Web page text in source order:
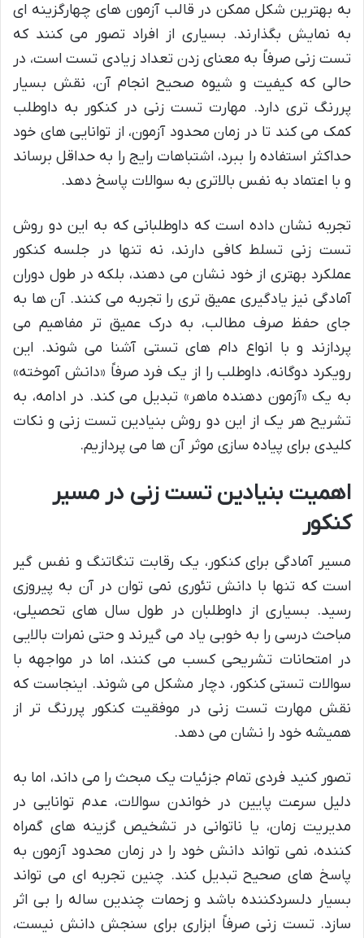
به بهترین شکل ممکن در قالب آزمون های چهارگزینه ای
به نمایش بگذارند. بسیاری از افراد تصور می کنند که
تست زنی صرفاً به معنای زدن تعداد زیادی تست است، در
حالی که کیفیت و شیوه صحیح انجام آن، نقش بسیار
پررنگ تری دارد. مهارت تست زنی در کنکور به داوطلب
کمک می کند تا در زمان محدود آزمون، از توانایی های خود
حداکثر استفاده را ببرد، اشتباهات رایج را به حداقل برساند
و با اعتماد به نفس بالاتری به سوالات پاسخ دهد.
تجربه نشان داده است که داوطلبانی که به این دو روش
تست زنی تسلط کافی دارند، نه تنها در جلسه کنکور
عملکرد بهتری از خود نشان می دهند، بلکه در طول دوران
آمادگی نیز یادگیری عمیق تری را تجربه می کنند. آن ها به
جای حفظ صرف مطالب، به درک عمیق تر مفاهیم می
پردازند و با انواع دام های تستی آشنا می شوند. این
رویکرد دوگانه، داوطلب را از یک فرد صرفاً «دانش آموخته»
به یک «آزمون دهنده ماهر» تبدیل می کند. در ادامه، به
تشریح هر یک از این دو روش بنیادین تست زنی و نکات
کلیدی برای پیاده سازی موثر آن ها می پردازیم.
اهمیت بنیادین تست زنی در مسیر
کنکور
مسیر آمادگی برای کنکور، یک رقابت تنگاتنگ و نفس گیر
است که تنها با دانش تئوری نمی توان در آن به پیروزی
رسید. بسیاری از داوطلبان در طول سال های تحصیلی،
مباحث درسی را به خوبی یاد می گیرند و حتی نمرات بالایی
در امتحانات تشریحی کسب می کنند، اما در مواجهه با
سوالات تستی کنکور، دچار مشکل می شوند. اینجاست که
نقش مهارت تست زنی در موفقیت کنکور پررنگ تر از
همیشه خود را نشان می دهد.
تصور کنید فردی تمام جزئیات یک مبحث را می داند، اما به
دلیل سرعت پایین در خواندن سوالات، عدم توانایی در
مدیریت زمان، یا ناتوانی در تشخیص گزینه های گمراه
کننده، نمی تواند دانش خود را در زمان محدود آزمون به
پاسخ های صحیح تبدیل کند. چنین تجربه ای می تواند
بسیار دلسردکننده باشد و زحمات چندین ساله را بی اثر
سازد. تست زنی صرفاً ابزاری برای سنجش دانش نیست،